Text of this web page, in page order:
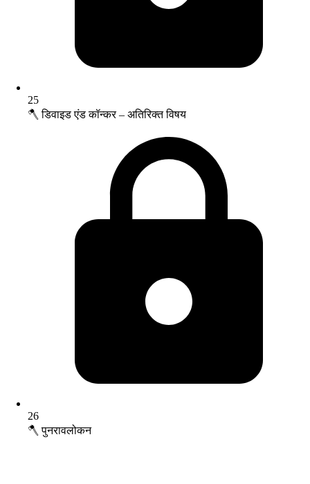
25
🪓 डिवाइड एंड कॉन्कर – अतिरिक्त विषय
26
🪓 पुनरावलोकन